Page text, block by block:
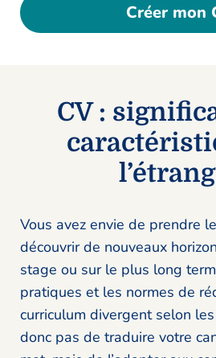
Créer mon
CV :
Vous avez envie de prendre
découvrir de nouveaux
stage ou sur le plus long
pratiques et les normes de
curriculum divergent selon
donc pas de traduire votre